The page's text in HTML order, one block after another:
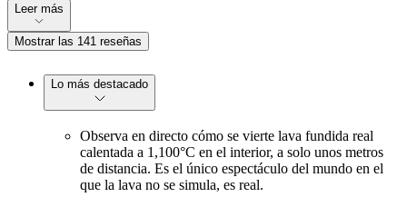
Leer más
Mostrar las 141 reseñas
Lo más destacado
Observa en directo cómo se vierte lava fundida real
calentada a 1,100°C en el interior, a solo unos metros
de distancia. Es el único espectáculo del mundo en el
que la lava no se simula, es real.